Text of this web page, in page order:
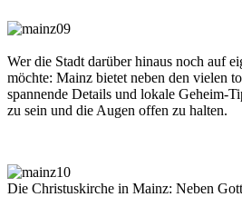
Wer die Stadt darüber hinaus noch auf
möchte: Mainz bietet neben den vielen
spannende Details und lokale Geheim-
zu sein und die Augen offen zu halten.
Die Christuskirche in Mainz: Neben